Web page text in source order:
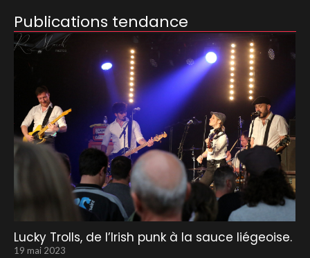
Publications tendance
Lucky Trolls, de l’Irish punk à la sauce liégeoise.
19 mai 2023